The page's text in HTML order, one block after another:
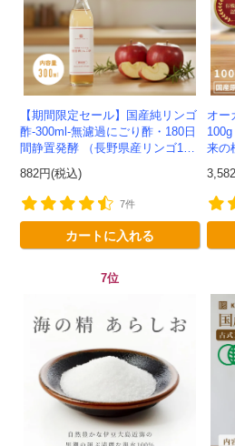
【期間限定セール】国産純リンゴ
酢-300ml-無濾過にごり酢・180日
間静置発酵 （長野県産リンゴ10
882円(税込)
7件
カートに入れる
オー
来の
料】
7位